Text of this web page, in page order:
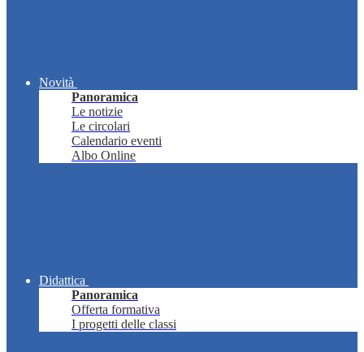
Novità
Panoramica
Le notizie
Le circolari
Calendario eventi
Albo Online
Didattica
Panoramica
Offerta formativa
I progetti delle classi